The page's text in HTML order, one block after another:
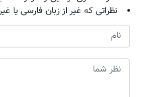
نظراتی که غیر از زبان فارسی یا